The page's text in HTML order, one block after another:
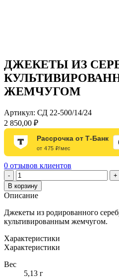
ДЖЕКЕТЫ ИЗ
ЖЕМЧУГОМ
Артикул: СД 22-500/14/24
2 850,00 ₽
Рассрочка от Т-Банк
от 475 ₽/мес
0 отзывов клиентов
-
Количество
товара
ДЖЕКЕТЫ
ИЗ
СЕРЕБРА
С
КУЛЬТИВИРОВАННЫМ
ЖЕМЧУГОМ
+
В корзину
Описание
Джекеты из родированного
культивированным жемчугом.
Характеристики
Характеристики
Вес
5,13 г